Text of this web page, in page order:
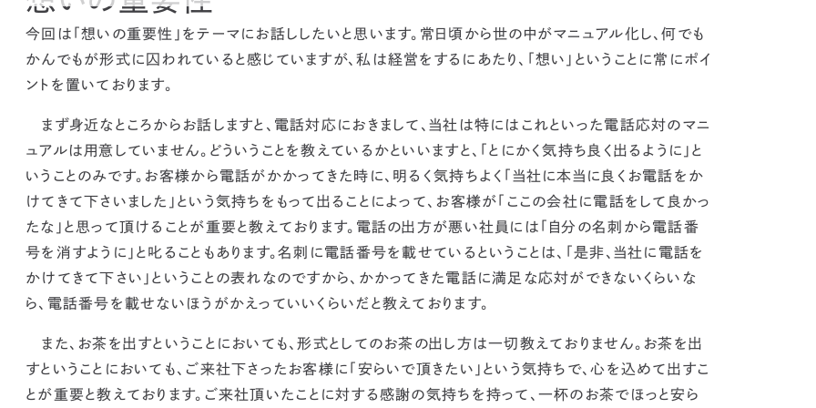
今回は「想いの重要性」をテーマにお話ししたいと思います。常日頃から世の中がマニュアル化し、何でも
かんでもが形式に囚われていると感じていますが、私は経営をするにあたり、「想い」ということに常にポイ
ントを置いております。
まず身近なところからお話しますと、電話対応におきまして、 当社は特にはこれといった電話応対のマニ
ュアルは用意していません。どういうことを教えているかといいますと、「とにかく気持ち良く出るように」と
いうことのみです。 お客様から電話がかかってきた時に、明るく気持ちよく「当社に本当に良くお電話をか
けてきて下さいました」という気持ちをもって出ることによって、 お客様が「ここの会社に電話をして良かっ
たな」と思って頂けることが重要と教えております。 電話の出方が悪い社員には「自分の名刺から電話番
号を消すように」と叱ることもあります。名刺に電話番号を載せているということは、「是非、当社に電話を
かけてきて下さい」ということの表れなのですから、かかってきた電話に満足な応対ができないくらいな
ら、電話番号を載せないほうがかえっていいくらいだと教えております。
また、お茶を出すということにおいても、形式としてのお茶の出し方は一切教えておりません。 お茶を出
すということにおいても、ご来社下さったお客様に「安らいで頂きたい」という気持ちで、心を込めて出すこ
とが重要と教えております。 ご来社頂いたことに対する感謝の気持ちを持って、一杯のお茶でほっと安ら